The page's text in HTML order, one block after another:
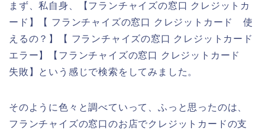
まず、私自身、【フランチャイズの窓口 クレジットカ
ード】【 フランチャイズの窓口 クレジットカード 使
えるの？】【 フランチャイズの窓口 クレジットカード
エラー】【フランチャイズの窓口 クレジットカード
失敗】という感じで検索をしてみました。
そのように色々と調べていって、ふっと思ったのは、
フランチャイズの窓口のお店でクレジットカードの支